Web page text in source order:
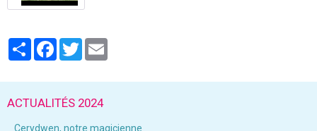
PartagerFacebook
Twitter
ACTUALITÉS 2024
Cerydwen, notre magicienne